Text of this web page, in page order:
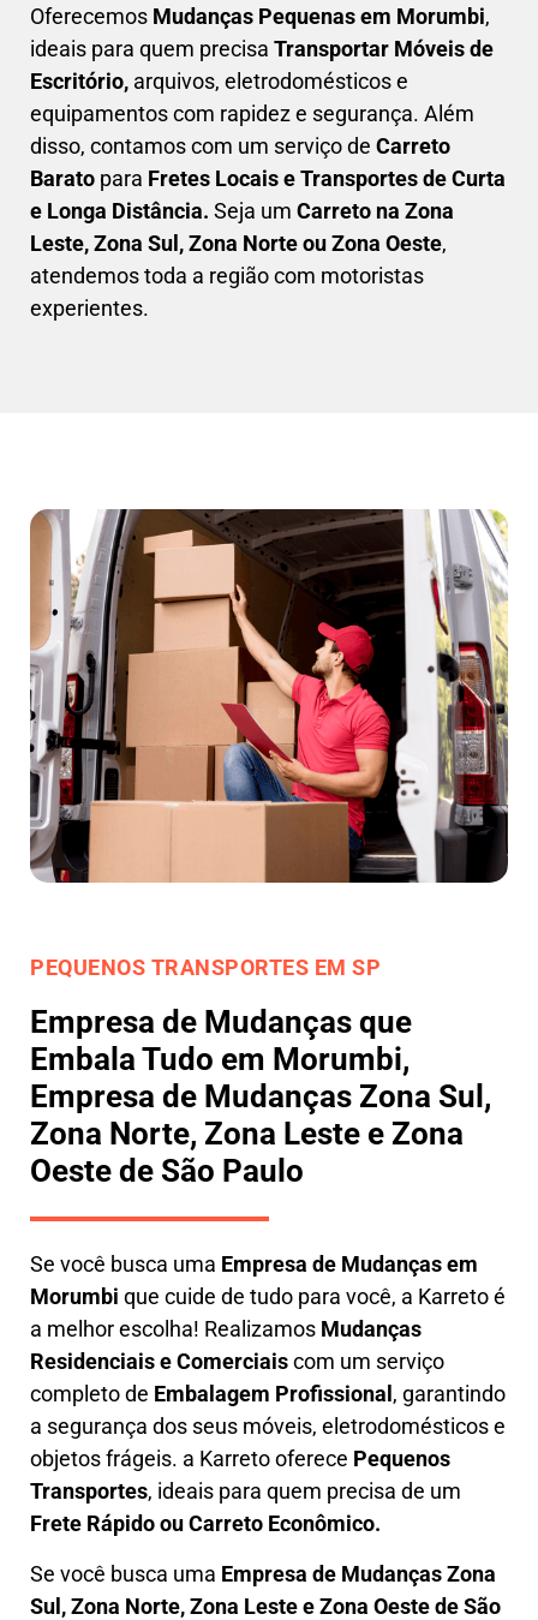
Oferecemos Mudanças Pequenas em Morumbi,
ideais para quem precisa Transportar Móveis de
Escritório, arquivos, eletrodomésticos e
equipamentos com rapidez e segurança. Além
disso, contamos com um serviço de Carreto
Barato para Fretes Locais e Transportes de Curta
e Longa Distância. Seja um Carreto na Zona
Leste, Zona Sul, Zona Norte ou Zona Oeste,
atendemos toda a região com motoristas
experientes.
PEQUENOS TRANSPORTES EM SP
Empresa de Mudanças que
Embala Tudo em Morumbi,
Empresa de Mudanças Zona Sul,
Zona Norte, Zona Leste e Zona
Oeste de São Paulo
Se você busca uma Empresa de Mudanças em
Morumbi que cuide de tudo para você, a Karretoé
a melhor escolha! Realizamos Mudanças
Residenciais e Comerciaiscom um serviço
completo de Embalagem Profissional , garantindo
a segurança dos seus móveis, eletrodomésticos e
objetos frágeis. a Karretooferece Pequenos
Transportes, ideais para quem precisa de um
Frete Rápido ou Carreto Econômico.
Se você busca uma Empresa de Mudanças Zona
Sul, Zona Norte, Zona Leste e Zona Oeste de São